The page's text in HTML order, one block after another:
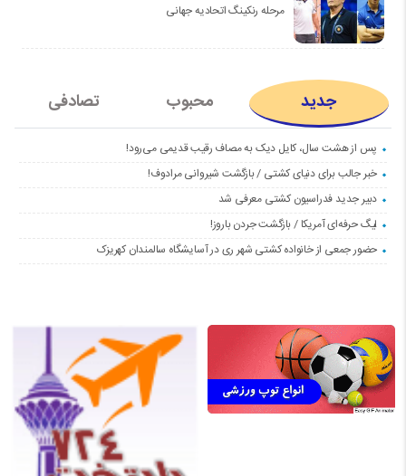
مرحله رنکینگ اتحادیه جهانی
جدید محبوب تصادفی
پس از هشت سال، کایل دیک به مصاف رقیب قدیمی می‌رود!
خبر جالب برای دنیای کشتی / بازگشت شیروانی مرادوف!
دبیر جدید فدراسیون کشتی معرفی شد
لیگ حرفه‌ای آمریکا / بازگشت جردن باروز!
حضور جمعی از خانواده کشتی شهر ری در آسایشگاه سالمندان کهریزک